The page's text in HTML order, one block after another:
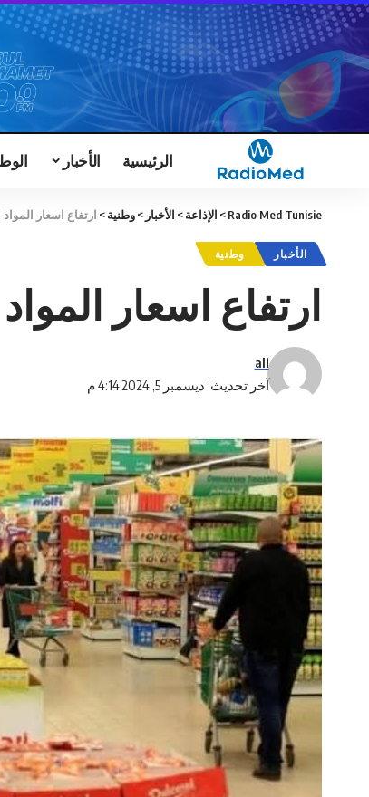
الرئيسية الأخبار
Radio Med Tunisie
> الإذاعة> الأخبار >وطنية> ارتفاع اسعار
الأخبار وطنية
ارتفاع اسعار
آخر تحديث: ديسمبر 5, 2024 4:14 م
ali